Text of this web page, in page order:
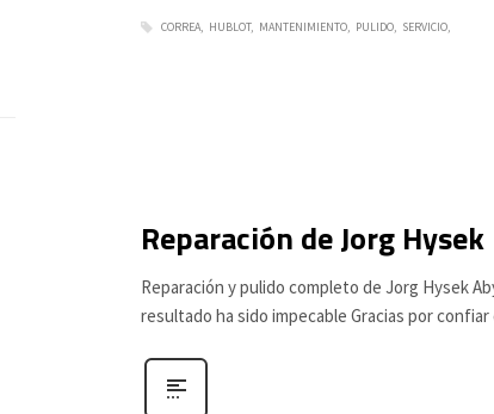
CORREA HUBLOT MANTENIMIENTO PULIDO SERVICIO
Reparación de Jorg Hysek
Reparación y pulido completo de Jorg Hysek
resultado ha sido impecable Gracias por